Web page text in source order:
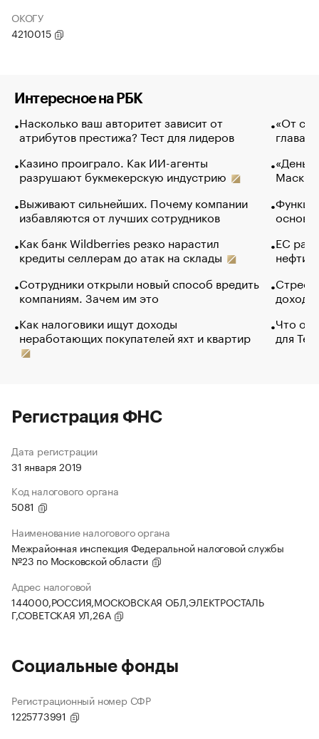
ОКОГУ
4210015
Интересное на РБК
Насколько ваш авторитет зависит от
атрибутов престижа? Тест для лидеров
Казино проиграло. Как ИИ-агенты
разрушают букмекерскую индустрию
Выживают сильнейших. Почему компании
избавляются от лучших сотрудников
Как банк Wildberries резко нарастил
кредиты селлерам до атак на склады
Сотрудники открыли новый способ вредить
компаниям. Зачем им это
Как налоговики ищут доходы
неработающих покупателей яхт и квартир
«От
глава
Маск в
основ
ЕС
нефти
Что
для
Регистрация ФНС
Дата регистрации
31 января 2019
Код налогового органа
5081
Наименование налогового органа
Межрайонная инспекция Федеральной налоговой службы
№23 по Московской области
Адрес налоговой
144000,РОССИЯ,МОСКОВСКАЯ ОБЛ,ЭЛЕКТРОСТАЛЬ
Г,СОВЕТСКАЯ УЛ,26А
Социальные фонды
Регистрационный номер СФР
1225773991